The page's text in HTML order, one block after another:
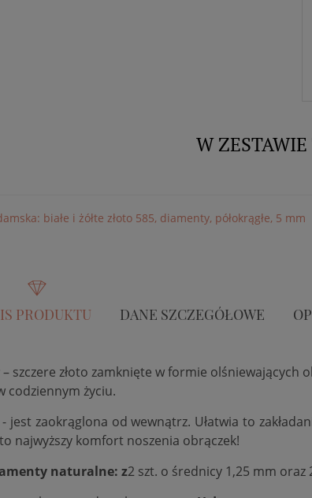
W
białe i żółte złoto 585, diamenty, półokrągłe, 5 mm
PRODUKTU DANE SZCZEGÓŁOWE
szczere złoto zamknięte w formie olśniewających
codziennym życiu.
- jest zaokrąglona od wewnątrz. Ułatwia to
najwyższy komfort noszenia obrączek!
naturalne: z2 szt. o średnicy 1,25 mm oraz